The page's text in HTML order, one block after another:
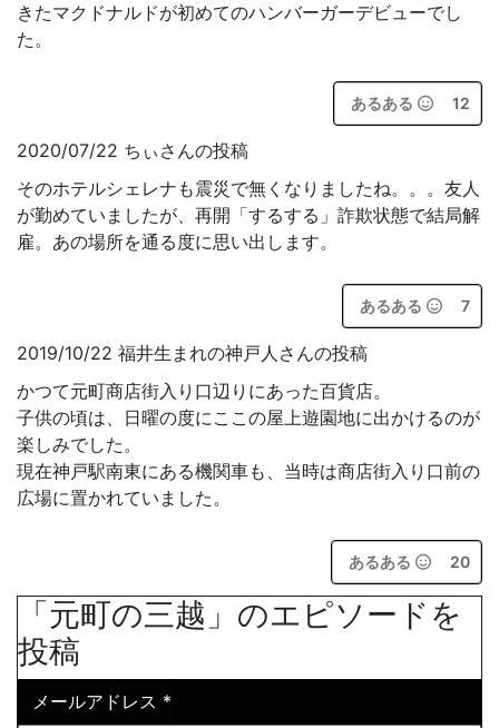
きたマクドナルドが初めてのハンバーガーデビューでし
た。
あるある 12
2020/07/22 ちぃさんの投稿
そのホテルシェレナも震災で無くなりましたね。。。友人
が勤めていましたが、再開「するする」詐欺状態で結局解
雇。あの場所を通る度に思い出します。
あるある 7
2019/10/22 福井生まれの神戸人さんの投稿
かつて元町商店街入り口辺りにあった百貨店。
子供の頃は、日曜の度にここの屋上遊園地に出かけるのが
楽しみでした。
現在神戸駅南東にある機関車も、当時は商店街入り口前の
広場に置かれていました。
あるある 20
「元町の三越」のエピソードを
投稿
メールアドレス *